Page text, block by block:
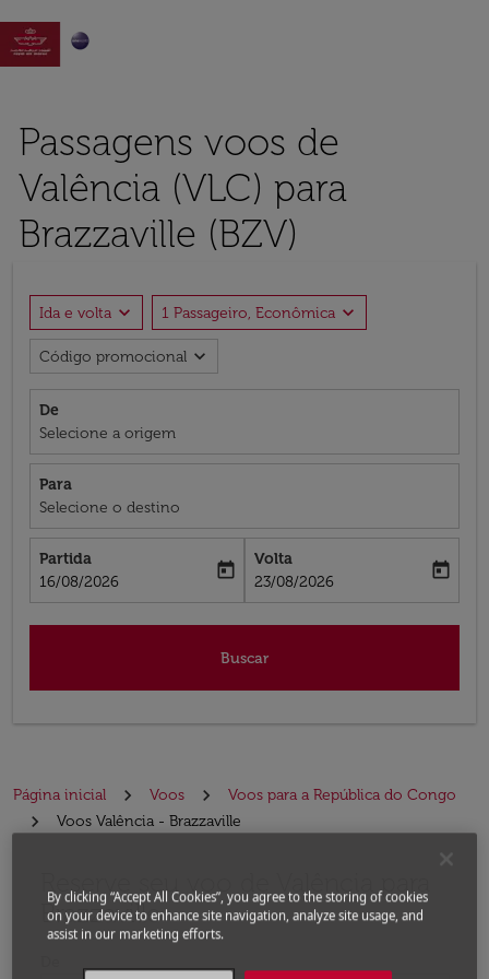

Passagens voos de
Valência (VLC) para
Brazzaville (BZV)
Ida e volta expand_more 1 Passageiro, Econômica expand_more
Código promocional expand_more
De
Selecione a origem
Para
Selecione o destino
Partida
fc-booking-departure-date-aria-label
16/08/2026
today
Volta
fc-booking-return-date-aria-label
23/08/2026
today
Buscar
Página inicial Voos
Voos para a República do Congo
Voos Valência - Brazzaville
Reserve seu voo de Valência para
Brazzaville
By clicking “Accept All Cookies”, you agree to the storing of cookies
on your device to enhance site navigation, analyze site usage, and
assist in our marketing efforts.